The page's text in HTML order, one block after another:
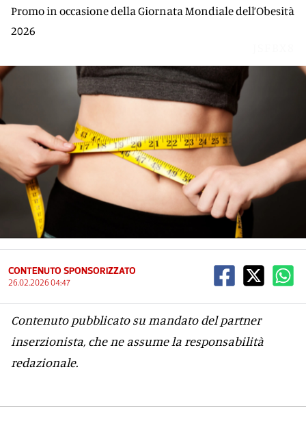
Promo in occasione della Giornata Mondiale dell’Obesità
2026
CONTENUTO SPONSORIZZATO
26.02.2026 04:47
Contenuto pubblicato su mandato del partner
inserzionista, che ne assume la responsabilità
redazionale.